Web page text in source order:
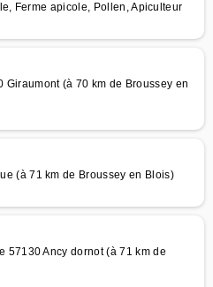
Ferme apicole, Pollen, Apiculteur
(à 70 km de Broussey en
(à 71 km de Broussey en Blois)
57130 Ancy dornot (à 71 km de